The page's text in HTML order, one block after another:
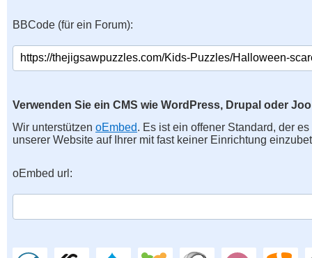
BBCode (für ein Forum):
Verwenden Sie ein CMS wie WordPress, Drupal oder
Wir unterstützen oEmbed. Es ist ein offener Standard, der
unserer Website auf Ihrer mit fast keiner Einrichtung
oEmbed url: